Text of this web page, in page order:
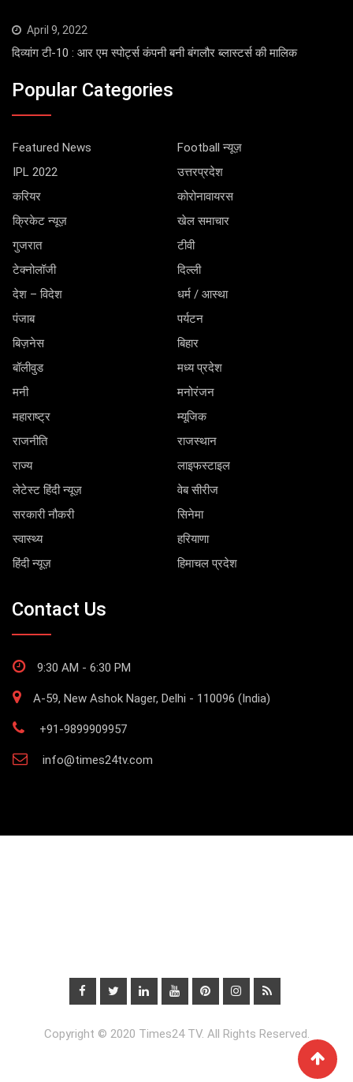
April 9, 2022
दिव्यांग टी-10 : आर एम स्पोर्ट्स कंपनी बनी बंगलौर ब्लास्टर्स की मालिक
Popular Categories
Featured News
Football न्यूज़
IPL 2022
उत्तरप्रदेश
करियर
कोरोनावायरस
क्रिकेट न्यूज़
खेल समाचार
गुजरात
टीवी
टेक्नोलॉजी
दिल्ली
देश – विदेश
धर्म / आस्था
पंजाब
पर्यटन
बिज़नेस
बिहार
बॉलीवुड
मध्य प्रदेश
मनी
मनोरंजन
महाराष्ट्र
म्यूजिक
राजनीति
राजस्थान
राज्य
लाइफस्टाइल
लेटेस्ट हिंदी न्यूज़
वेब सीरीज
सरकारी नौकरी
सिनेमा
स्वास्थ्य
हरियाणा
हिंदी न्यूज़
हिमाचल प्रदेश
Contact Us
9:30 AM - 6:30 PM
A-59, New Ashok Nager, Delhi - 110096 (India)
+91-9899909957
info@times24tv.com
Copyright © 2020 Times24 TV. All Rights Reserved.